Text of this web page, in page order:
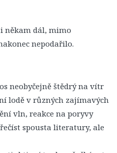
někam dál, mimo
nepodařilo.
neobyčejně štědrý na vítr
lodě v různých zajímavých
vln, reakce na poryvy
spousta literatury, ale